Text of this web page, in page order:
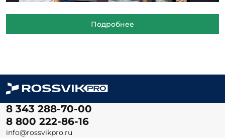
Подробнее
8 343 288-70-00
8 800 222-86-16
info@rossvikpro.ru